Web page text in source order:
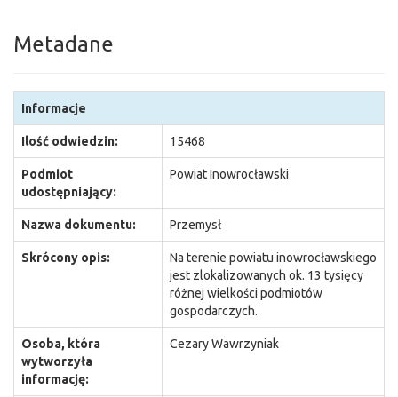
Metadane
Informacje
Ilość odwiedzin: 15468
Podmiot
udostępniający:
Powiat Inowrocławski
Nazwa dokumentu: Przemysł
Skrócony opis:
Na terenie powiatu inowrocławskiego
jest zlokalizowanych ok. 13 tysięcy
różnej wielkości podmiotów
gospodarczych.
Osoba, która
wytworzyła
informację:
Cezary Wawrzyniak